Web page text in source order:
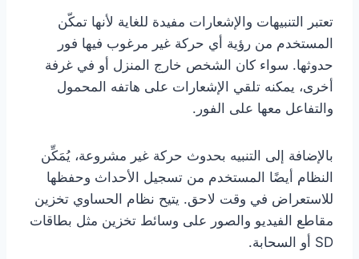
تعتبر التنبيهات والإشعارات مفيدة للغاية لأنها تمكّن
المستخدم من رؤية أي حركة غير مرغوب فيها فور
حدوثها. سواء كان الشخص خارج المنزل أو في غرفة
أخرى، يمكنه تلقي الإشعارات على هاتفه المحمول
والتفاعل معها على الفور.
بالإضافة إلى التنبيه بحدوث حركة غير مشروعة، يُمَكِّن
النظام أيضًا المستخدم من تسجيل الأحداث وحفظها
للاستعراض في وقت لاحق. يتيح نظام الحساوي تخزين
مقاطع الفيديو والصور على وسائط تخزين مثل بطاقات
SD أو السحابة.